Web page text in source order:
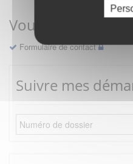
Vous avez une
Formulaire de contact
Suivre mes